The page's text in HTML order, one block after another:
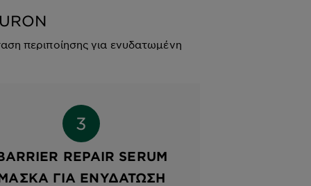
περιποίησης για ενυδατωμένη
REPAIR SERUM
ΓΙΑ ΕΝΥΔΆΤΩΣΗ